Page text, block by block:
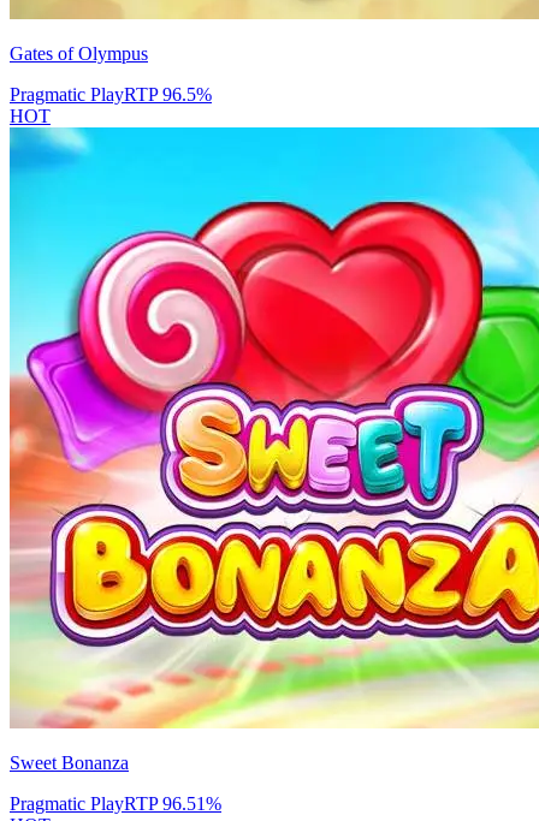
Gates of Olympus
Pragmatic PlayRTP96.5%
HOT
Sweet Bonanza
Pragmatic PlayRTP96.51%